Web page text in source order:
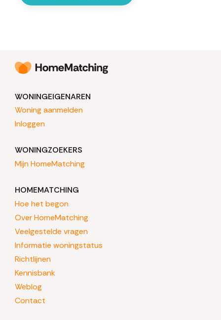
WONINGEIGENAREN
Woning aanmelden
Inloggen
WONINGZOEKERS
Mijn HomeMatching
HOMEMATCHING
Hoe het begon
Over HomeMatching
Veelgestelde vragen
Informatie woningstatus
Richtlijnen
Kennisbank
Weblog
Contact